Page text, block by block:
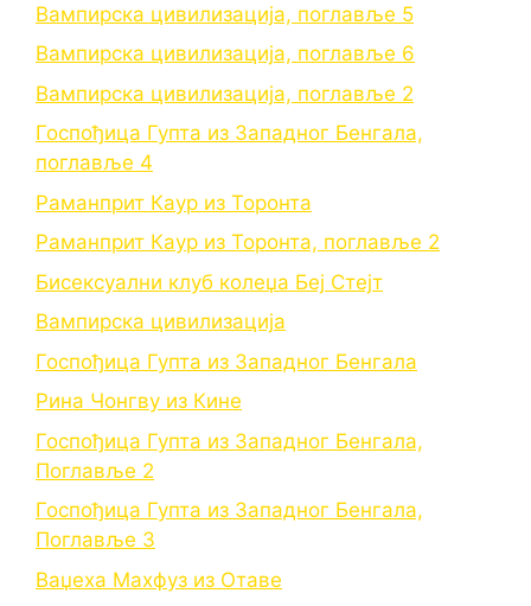
Вампирска цивилизација, поглавље 5
Вампирска цивилизација, поглавље 6
Вампирска цивилизација, поглавље 2
Госпођица Гупта из Западног Бенгала,
поглавље 4
Раманприт Каур из Торонта
Раманприт Каур из Торонта, поглавље 2
Бисексуални клуб колеџа Беј Стејт
Вампирска цивилизација
Госпођица Гупта из Западног Бенгала
Рина Чонгву из Кине
Госпођица Гупта из Западног Бенгала,
Поглавље 2
Госпођица Гупта из Западног Бенгала,
Поглавље 3
Ваџеха Махфуз из Отаве